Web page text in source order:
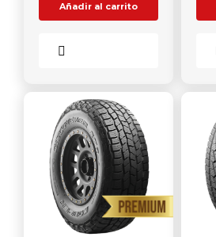
Añadir al carrito